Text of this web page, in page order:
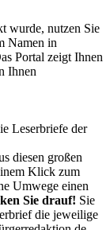
wurde, nutzen Sie
Namen in
Portal zeigt Ihnen
Ihnen
Leserbriefe der
diesen großen
Klick zum
Umwege einen
Sie drauf! Sie
die jeweilige